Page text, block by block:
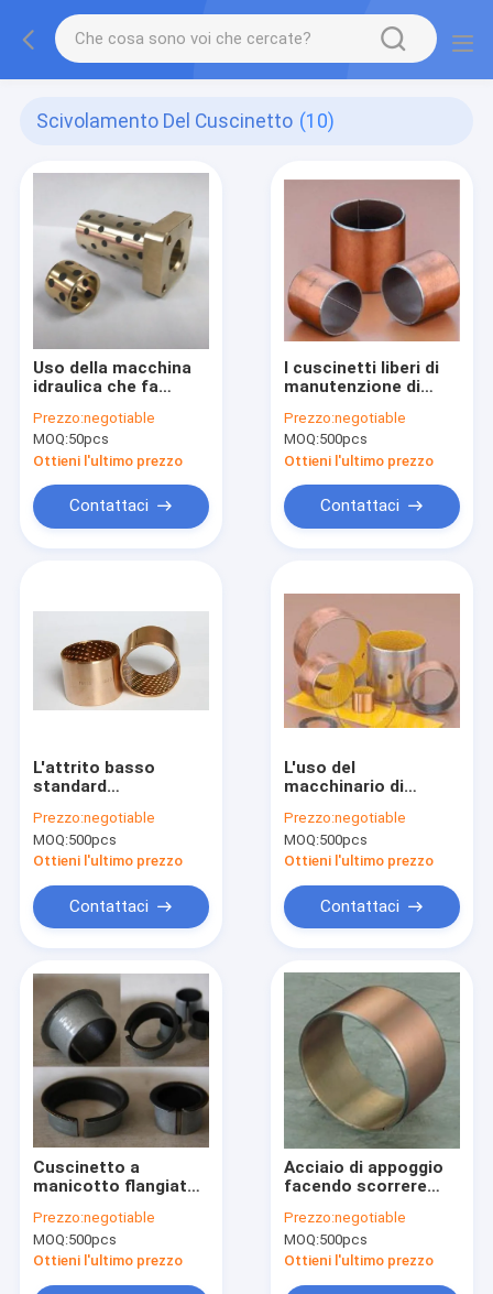
Scivolamento Del Cuscinetto (10)
Uso della macchina
idraulica che fa
sopportando l'alto
corrosivo di capacità
di carico anti
Prezzo:negotiable
MOQ:50pcs
Ottieni l'ultimo prezzo
Contattaci
I cuscinetti liberi di
manutenzione di
asciugano lo
scivolamento del
tipo per la macchina
da stampa
Prezzo:negotiable
MOQ:500pcs
Ottieni l'ultimo prezzo
Contattaci
L'attrito basso
standard
scorrevole bronzeo
di CuSn8P DIN1494
mura leggermente la
Prezzo:negotiable
MOQ:500pcs
Ottieni l'ultimo prezzo
Contattaci
L'uso del
macchinario di
scorrere il
cuscinetto dell'asse,
grasso ha lubrificato
Prezzo:negotiable
MOQ:500pcs
Ottieni l'ultimo prezzo
Contattaci
Cuscinetto a
manicotto flangiato
cuscinetti del
polimero del metallo
di corrosione
Prezzo:negotiable
MOQ:500pcs
Ottieni l'ultimo prezzo
Acciaio di appoggio
facendo scorrere
resistente all'uso
dell'ammortizzatore
buon
Prezzo:negotiable
MOQ:500pcs
Ottieni l'ultimo prezzo